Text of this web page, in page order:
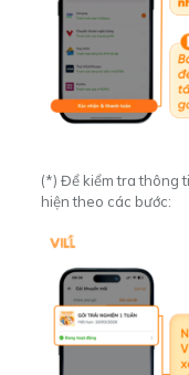
(*) Để kiểm tra thông
hiện theo các bước: